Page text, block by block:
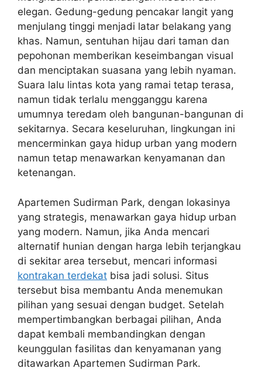
elegan. Gedung-gedung pencakar langit yang
menjulang tinggi menjadi latar belakang yang
khas. Namun, sentuhan hijau dari taman dan
pepohonan memberikan keseimbangan visual
dan menciptakan suasana yang lebih nyaman.
Suara lalu lintas kota yang ramai tetap terasa,
namun tidak terlalu mengganggu karena
umumnya teredam oleh bangunan-bangunan di
sekitarnya. Secara keseluruhan, lingkungan ini
mencerminkan gaya hidup urban yang modern
namun tetap menawarkan kenyamanan dan
ketenangan.
Apartemen Sudirman Park, dengan lokasinya
yang strategis, menawarkan gaya hidup urban
yang modern. Namun, jika Anda mencari
alternatif hunian dengan harga lebih terjangkau
di sekitar area tersebut, mencari informasi
kontrakan terdekat bisa jadi solusi. Situs
tersebut bisa membantu Anda menemukan
pilihan yang sesuai dengan budget. Setelah
mempertimbangkan berbagai pilihan, Anda
dapat kembali membandingkan dengan
keunggulan fasilitas dan kenyamanan yang
ditawarkan Apartemen Sudirman Park.